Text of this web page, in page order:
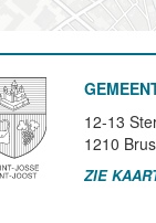
12-13
1210
ZIE